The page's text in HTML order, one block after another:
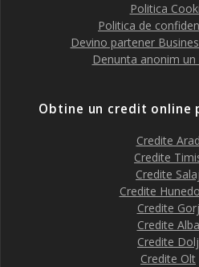
Politica
Politica de
Devino partener
Denunta anonim un
Obtine un credit online
Credite Arad
Credite
Credite Salaj
Credite
Credite Gorj
Credite Alba
Credite Dolj
Credite Olt